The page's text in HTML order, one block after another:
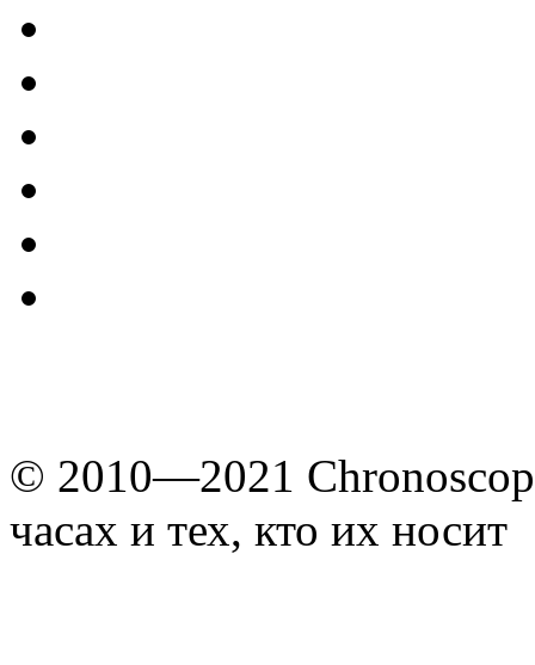
© 2010—2021
часах и тех, кто их носит